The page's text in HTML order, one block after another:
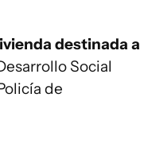
destinada a
Social
de